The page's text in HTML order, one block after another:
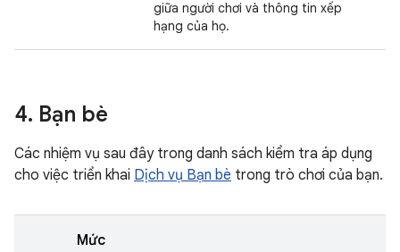
giữa người chơi và thông tin xếp
hạng của họ.
4. Bạn bè
Các nhiệm vụ sau đây trong danh sách kiểm tra áp dụng
cho việc triển khai Dịch vụ Bạn bè trong trò chơi của bạn.
Mức